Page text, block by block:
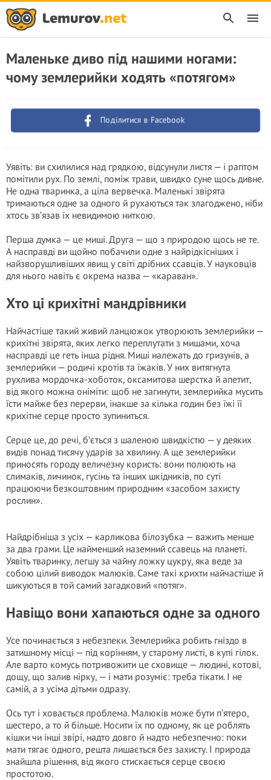
Маленьке диво під нашими ногами:
чому землерийки ходять «потягом»
Поділитися в Facebook
Уявіть: ви схилилися над грядкою, відсунули листя — і раптом
помітили рух. По землі, поміж трави, швидко суне щось дивне.
Не одна тваринка, а ціла вервечка. Маленькі звірята
тримаються одне за одного й рухаються так злагоджено, ніби
хтось зв’язав їх невидимою ниткою.
Перша думка — це миші. Друга — що з природою щось не те.
А насправді ви щойно побачили одне з найрідкісніших і
найзворушливіших явищ у світі дрібних ссавців. У науковців
для нього навіть є окрема назва — «караван».
Хто ці крихітні мандрівники
Найчастіше такий живий ланцюжок утворюють землерийки —
крихітні звірята, яких легко переплутати з мишами, хоча
насправді це геть інша рідня. Миші належать до гризунів, а
землерийки — родичі кротів та їжаків. У них витягнута
рухлива мордочка-хоботок, оксамитова шерстка й апетит,
від якого можна оніміти: щоб не загинути, землерийка мусить
їсти майже без перерви, інакше за кілька годин без їжі її
крихітне серце просто зупиниться.
Серце це, до речі, б’ється з шаленою швидкістю — у деяких
видів понад тисячу ударів за хвилину. А ще землерийки
приносять городу величезну користь: вони полюють на
слимаків, личинок, гусінь та інших шкідників, по суті
працюючи безкоштовним природним «засобом захисту
рослин».
Найдрібніша з усіх — карликова білозубка — важить менше
за два грами. Це найменший наземний ссавець на планеті.
Уявіть тваринку, легшу за чайну ложку цукру, яка веде за
собою цілий виводок малюків. Саме такі крихти найчастіше й
шикуються в той самий загадковий «потяг».
Навіщо вони хапаються одне за одного
Усе починається з небезпеки. Землерийка робить гніздо в
затишному місці — під корінням, у старому листі, в купі гілок.
Але варто комусь потривожити це сховище — людині, котові,
дощу, що залив нірку, — і мати розуміє: треба тікати. І не
самій, а з усіма дітьми одразу.
Ось тут і ховається проблема. Малюків може бути п’ятеро,
шестеро, а то й більше. Носити їх по одному, як це роблять
кішки чи інші звірі, надто довго й надто небезпечно: поки
мати тягає одного, решта лишається без захисту. І природа
знайшла рішення, від якого стискається серце своєю
простотою.